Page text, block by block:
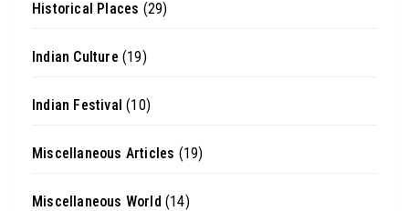
Historical Places (29)
Indian Culture (19)
Indian Festival (10)
Miscellaneous Articles (19)
Miscellaneous World (14)